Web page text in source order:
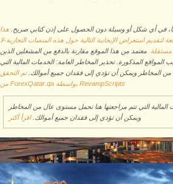
في أي شكل أو وسيلة دون الحصول على إذن كتابي صريح. هذا
لتقديم استعراض الإيجابية التالية حول هذه المنصات التجارية-لا
معتمد من هذا الموقع مقارنة بالدفع من المشغلين الذين
المذكورة. تحذير المخاطر العامة: الخدمات المالية التي
من المخاطر ويمكن أن تؤدي إلى فقدان جميع أموالك.تم التحقق
من ForexQatar.qa بواسطة RevampScripts
المالية التي تتم مراجعتها هنا تحمل مستوى عال من المخاطر
ويمكن أن تؤدي إلى فقدان جميع أموالك.اقرأ أكثر